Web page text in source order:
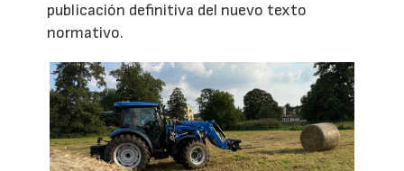
publicación definitiva del nuevo texto
normativo.